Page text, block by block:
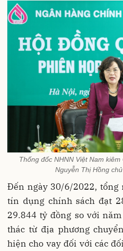
Thống đốc NHNN Việt Nam
Nguyễn Thị Hồng
Đến ngày 30/6/2022, tổng
tín dụng chính sách đạt
29.844 tỷ đồng so với
thác từ địa phương
hiện cho vay đối với các